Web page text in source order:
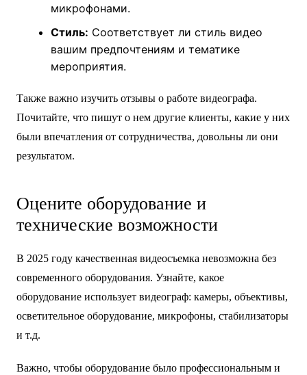
микрофонами.
Стиль: Соответствует ли стиль видео
вашим предпочтениям и тематике
мероприятия.
Также важно изучить отзывы о работе видеографа.
Почитайте, что пишут о нем другие клиенты, какие у них
были впечатления от сотрудничества, довольны ли они
результатом.
Оцените оборудование и
технические возможности
В 2025 году качественная видеосъемка невозможна без
современного оборудования. Узнайте, какое
оборудование использует видеограф: камеры, объективы,
осветительное оборудование, микрофоны, стабилизаторы
и т.д.
Важно, чтобы оборудование было профессиональным и